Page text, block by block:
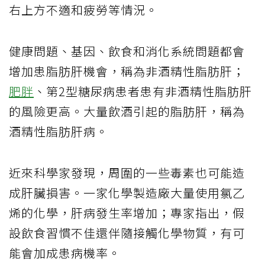
右上方不適和疲勞等情況。
健康問題、基因、飲食和消化系統問題都會
增加患脂肪肝機會，稱為非酒精性脂肪肝；
肥胖 、第2型糖尿病患者患有非酒精性脂肪肝
的風險更高。大量飲酒引起的脂肪肝，稱為
酒精性脂肪肝病。
近來科學家發現，周圍的一些毒素也可能造
成肝臟損害。一家化學製造廠大量使用氯乙
烯的化學，肝病發生率增加；專家指出，假
設飲食習慣不佳還伴隨接觸化學物質，有可
能會加成患病機率。